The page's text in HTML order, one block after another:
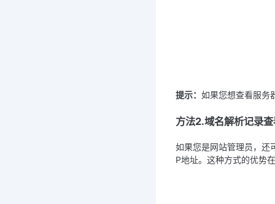
提示： 如果您想查看服务
方法2.域名解析记录
如果您是网站管理员，还
P地址。这种方式的优势